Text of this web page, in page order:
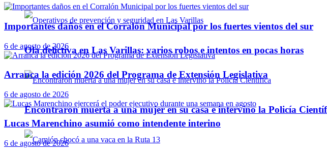
Ola delictiva en Las Varillas: varios robos e intentos en pocas horas
Encontraron muerta a una mujer en su casa e intervino la Policía
Importantes daños en el Corralón Municipal por los fuertes vientos del sur
6 de agosto de 2026
Arranca la edición 2026 del Programa de Extensión Legislativa
6 de agosto de 2026
Lucas Marenchino asumió como intendente interino
6 de agosto de 2026